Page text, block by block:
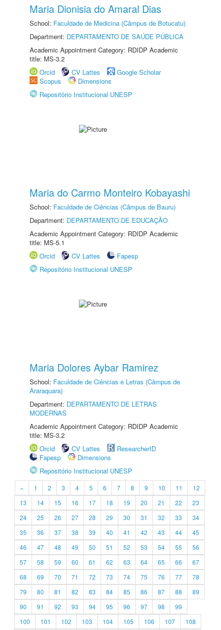
Maria Dionisia do Amaral Dias
School: Faculdade de Medicina (Câmpus de Botucatu)
Department: DEPARTAMENTO DE SAÚDE PÚBLICA
Academic Appointment Category: RDIDP Academic
title: MS-3.2
Orcid
CV Lattes
Google Scholar
Scopus
Dimensions
Repositório Institucional UNESP
Maria do Carmo Monteiro Kobayashi
School: Faculdade de Ciências (Câmpus de Bauru)
Department: DEPARTAMENTO DE EDUCAÇÃO
Academic Appointment Category: RDIDP Academic
title: MS-5.1
Orcid
CV Lattes
Fapesp
Repositório Institucional UNESP
Maria Dolores Aybar Ramirez
School: Faculdade de Ciências e Letras (Câmpus de
Araraquara)
Department: DEPARTAMENTO DE LETRAS
MODERNAS
Academic Appointment Category: RDIDP Academic
title: MS-3.2
Orcid
CV Lattes
ResearcherID
Fapesp
Dimensions
Repositório Institucional UNESP
« 1 2 3 4 5 6 7 8 9 10 11
12
13
14 15 16 17 18 19 20 21 22
23
24
25 26 27 28 29 30 31 32 33
34
35
36 37 38 39 40 41 42 43 44
45
46
47 48 49 50 51 52 53 54 55
56
57
58 59 60 61 62 63 64 65 66
67
68
69 70 71 72 73 74 75 76 77
78
79
80 81 82 83 84 85 86 87 88
89
90
91 92 93 94 95 96 97 98
99
100
101 102 103 104 105 106 107
108